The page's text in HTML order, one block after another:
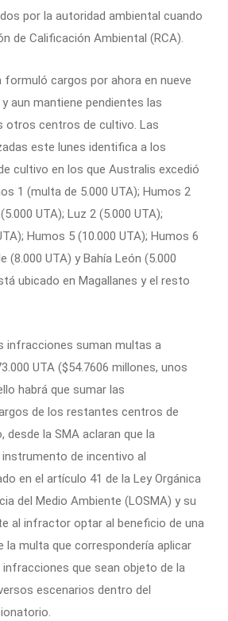
por la autoridad ambiental cuando
de Calificación Ambiental (RCA).
formuló cargos por ahora en nueve
aun mantiene pendientes las
otros centros de cultivo. Las
este lunes identifica a los
cultivo en los que Australis excedió
1 (multa de 5.000 UTA); Humos 2
UTA); Luz 2 (5.000 UTA);
Humos 5 (10.000 UTA); Humos 6
(8.000 UTA) y Bahía León (5.000
ubicado en Magallanes y el resto
infracciones suman multas a
UTA ($54.7606 millones, unos
habrá que sumar las
de los restantes centros de
desde la SMA aclaran que la
de incentivo al
en el artículo 41 de la Ley Orgánica
del Medio Ambiente (LOSMA) y su
al infractor optar al beneficio de una
la multa que correspondería aplicar
que sean objeto de la
escenarios dentro del